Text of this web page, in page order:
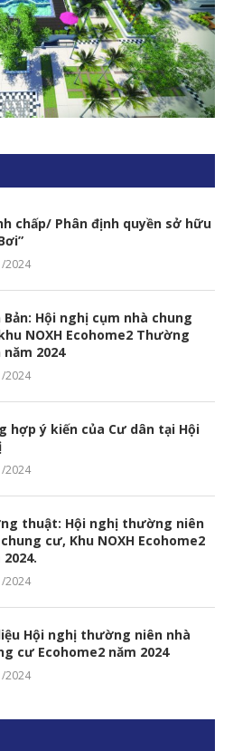
chấp/ Phân định quyền sở hữu
2024
Bản: Hội nghị cụm nhà chung
NOXH Ecohome2 Thường
năm 2024
2024
hợp ý kiến của Cư dân tại Hội
2024
thuật: Hội nghị thường niên
cư, Khu NOXH Ecohome2
2024
Hội nghị thường niên nhà
cư Ecohome2 năm 2024
2024